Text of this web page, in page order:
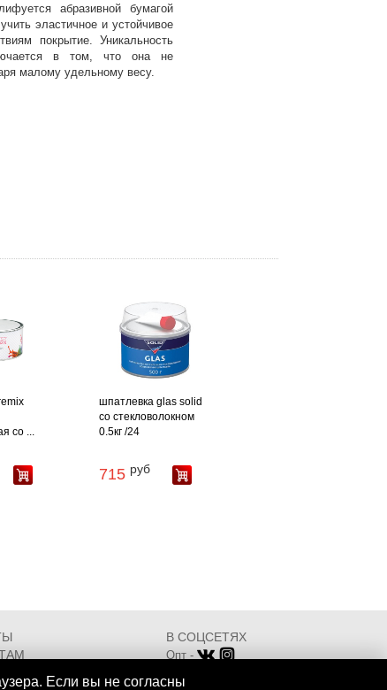
абразивной бумагой
эластичное и устойчивое
покрытие. Уникальность
в том, что она не
малому удельному весу.
со ...
шпатлевка glas solid
со стекловолокном
0.5кг /24
715 руб
Если вы не согласны
В СОЦСЕТЯХ
Опт -